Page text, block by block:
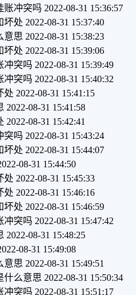
账冲突吗 2022-08-31 15:36:57
坏处 2022-08-31 15:37:40
意思 2022-08-31 15:38:23
坏处 2022-08-31 15:39:06
冲突吗 2022-08-31 15:39:49
冲突吗 2022-08-31 15:40:32
处 2022-08-31 15:41:15
2022-08-31 15:41:58
2022-08-31 15:42:41
突吗 2022-08-31 15:43:24
坏处 2022-08-31 15:44:07
08-31 15:44:50
处 2022-08-31 15:45:33
处 2022-08-31 15:46:16
坏处 2022-08-31 15:46:59
冲突吗 2022-08-31 15:47:42
2022-08-31 15:48:25
08-31 15:49:08
意思 2022-08-31 15:49:51
什么意思 2022-08-31 15:50:34
冲突吗 2022-08-31 15:51:17